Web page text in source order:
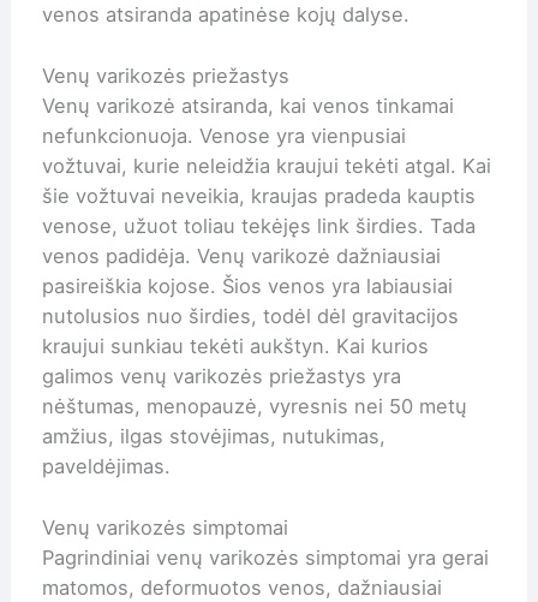
venos atsiranda apatinėse kojų dalyse.
Venų varikozės priežastys
Venų varikozė atsiranda, kai venos tinkamai
nefunkcionuoja. Venose yra vienpusiai
vožtuvai, kurie neleidžia kraujui tekėti atgal. Kai
šie vožtuvai neveikia, kraujas pradeda kauptis
venose, užuot toliau tekėjęs link širdies. Tada
venos padidėja. Venų varikozė dažniausiai
pasireiškia kojose. Šios venos yra labiausiai
nutolusios nuo širdies, todėl dėl gravitacijos
kraujui sunkiau tekėti aukštyn. Kai kurios
galimos venų varikozės priežastys yra
nėštumas, menopauzė, vyresnis nei 50 metų
amžius, ilgas stovėjimas, nutukimas,
paveldėjimas.
Venų varikozės simptomai
Pagrindiniai venų varikozės simptomai yra gerai
matomos, deformuotos venos, dažniausiai